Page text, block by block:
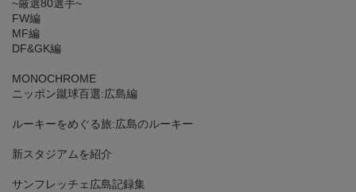
~厳選80選手~
FW編
MF編
DF&GK編
MONOCHROME
ニッポン蹴球百選:広島編
ルーキーをめぐる旅:広島のルーキー
新スタジアムを紹介
サンフレッチェ広島記録集